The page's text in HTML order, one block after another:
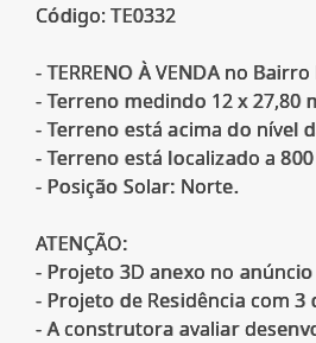
Código: TE0332
- TERRENO À VENDA no
- Terreno medindo 12 x 27,80
- Terreno está acima do nível
- Terreno está localizado a
- Posição Solar: Norte.
ATENÇÃO:
- Projeto 3D anexo no
- Projeto de Residência com
- A construtora avaliar